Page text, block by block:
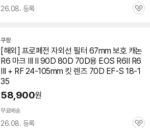
26.08. 등록
관
쿠팡
[해외] 프로페전 자외선 필터 67mm 보호 캐논
R6 마크 III II 90D 80D 70D용 EOS R6II R6
III + RF 24-105mm 킷 렌즈 70D EF-S 18-1
35
58,900원
무료배송
26.08. 등록